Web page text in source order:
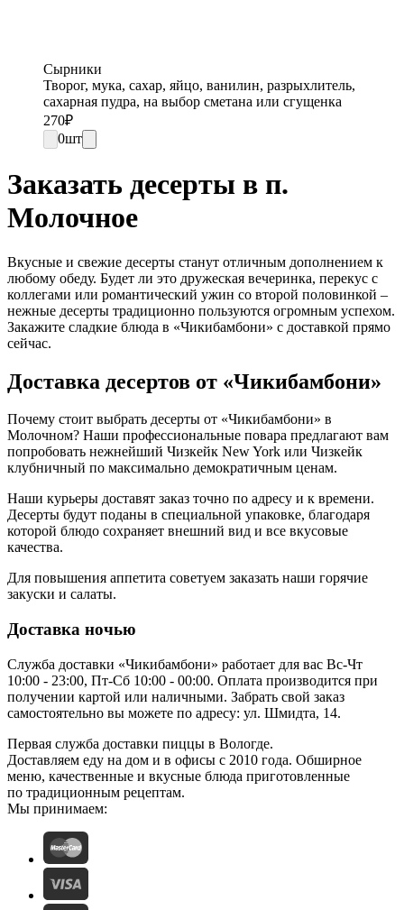
Сырники
Творог, мука, сахар, яйцо, ванилин, разрыхлитель,
сахарная пудра, на выбор сметана или сгущенка
270₽
0шт
Заказать десерты в п.
Молочное
Вкусные и свежие десерты станут отличным дополнением к
любому обеду. Будет ли это дружеская вечеринка, перекус с
коллегами или романтический ужин со второй половинкой –
нежные десерты традиционно пользуются огромным успехом.
Закажите сладкие блюда в «Чикибамбони» с доставкой прямо
сейчас.
Доставка десертов от «Чикибамбони»
Почему стоит выбрать десерты от «Чикибамбони» в
Молочном? Наши профессиональные повара предлагают вам
попробовать нежнейший Чизкейк New York или Чизкейк
клубничный по максимально демократичным ценам.
Наши курьеры доставят заказ точно по адресу и к времени.
Десерты будут поданы в специальной упаковке, благодаря
которой блюдо сохраняет внешний вид и все вкусовые
качества.
Для повышения аппетита советуем заказать наши горячие
закуски и салаты.
Доставка ночью
Служба доставки «Чикибамбони» работает для вас Вс-Чт
10:00 - 23:00, Пт-Сб 10:00 - 00:00. Оплата производится при
получении картой или наличными. Забрать свой заказ
самостоятельно вы можете по адресу: ул. Шмидта, 14.
Первая служба доставки пиццы в Вологде.
Доставляем еду на дом и в офисы с 2010 года. Обширное
меню, качественные и вкусные блюда приготовленные
по традиционным рецептам.
Мы принимаем: